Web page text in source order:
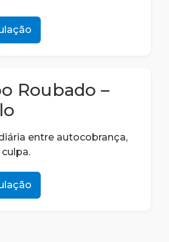
Roubado –
entre autocobrança,